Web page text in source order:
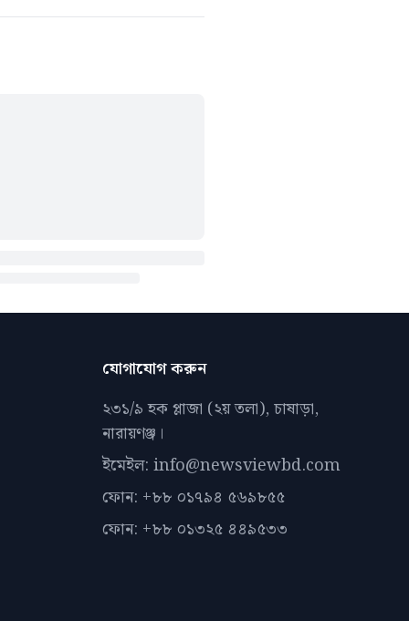
যোগাযোগ করুন
২৩১/৯ হক প্লাজা (২য় তলা), চাষাড়া,
নারায়ণঞ্জ।
ইমেইল: info@newsviewbd.com
ফোন: +৮৮ ০১৭৯৪ ৫৬৯৮৫৫
ফোন: +৮৮ ০১৩২৫ ৪৪৯৫৩৩